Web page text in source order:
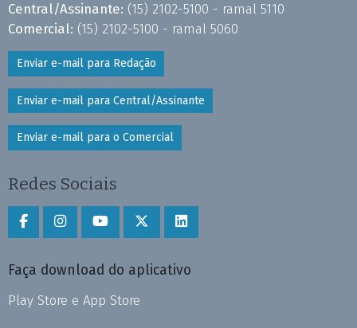
Central/Assinante: (15) 2102-5100 - ramal 5110
Comercial: (15) 2102-5100 - ramal 5060
Enviar e-mail para Redação
Enviar e-mail para Central/Assinante
Enviar e-mail para o Comercial
Redes Sociais
Faça download do aplicativo
Play Store e App Store